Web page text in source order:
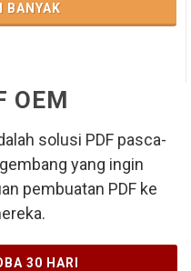
BANYAK
OEM
solusi PDF pasca-
yang ingin
pembuatan PDF ke
30 HARI